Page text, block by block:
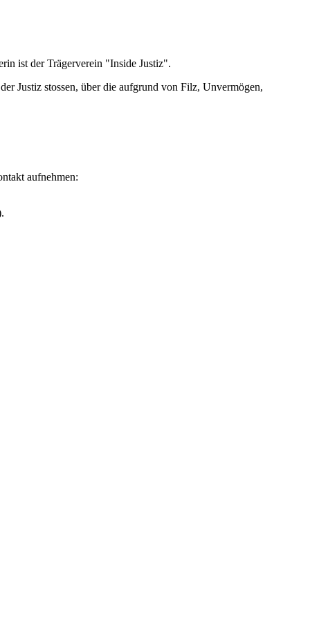
ist der Trägerverein "Inside Justiz".
Justiz stossen, über die aufgrund von Filz, Unvermögen,
aufnehmen: